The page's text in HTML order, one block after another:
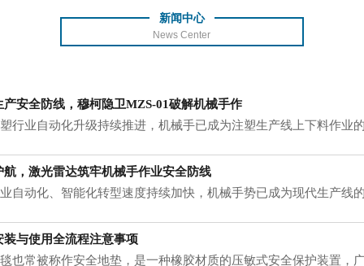
新闻中心
News Center
产安全防线，穆柯隐卫MZS-01破解机械手作
业自动化升级持续推进，机械手已成为注塑生产线上下料作业
航，激光雷达筑牢机械手作业安全防线
动化、智能化转型速度持续加快，机械手势已成为现代生产线
装与使用全流程注意事项
常被称作安全地垫，是一种橡胶材质的压敏式安全保护装置，